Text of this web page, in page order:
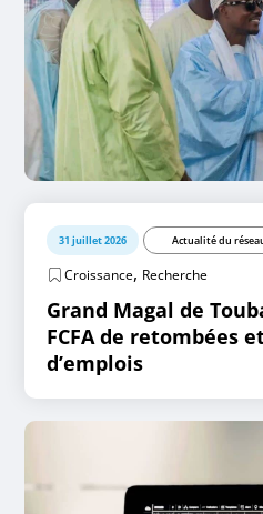
31 juillet 2026 Actualité du
Croissance, Recherche
Grand Magal de
FCFA de retombées
d’emplois